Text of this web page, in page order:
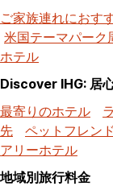
ご家族連れにおす
米国テーマパーク
ホテル
Discover IHG: 居
最寄りのホテル
先
ペットフレン
アリーホテル
地域別旅行料金